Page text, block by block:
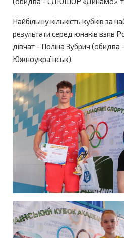
Найбільшу кількість кубків за
результати серед юнаків взяв
дівчат - Поліна Зубрич (обидва
Южноукраїнськ).